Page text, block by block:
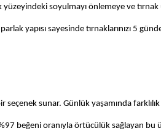
soyulmayı önlemeye ve tırnak
yapısı sayesinde tırnaklarınızı 5
sunar. Günlük yaşamında
beğeni oranıyla örtücülük sağlayan